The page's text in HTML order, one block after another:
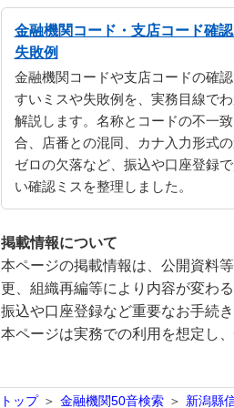
金融機関コード・支店コード確
失敗例
金融機関コードや支店コードの確
すいミスや失敗例を、実務目線でわ
解説します。名称とコードの不一
合、店番との混同、カナ入力形式
ゼロの欠落など、振込や口座登録
い確認ミスを整理しました。
掲載情報について
本ページの掲載情報は、公開資料
更、組織再編等により内容が変わる
振込や口座登録など重要なお手続
本ページは実務での利用を想定し
トップ 金融機関50音検索 新潟縣